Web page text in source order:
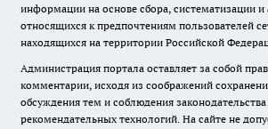
информации на основе сбора, систематизации и
относящихся к предпочтениям пользователей
находящихся на территории Российской
Администрация портала оставляет за собой
комментарии, исходя из соображений
обсуждения тем и соблюдения
рекомендательных технологий. На сайте не